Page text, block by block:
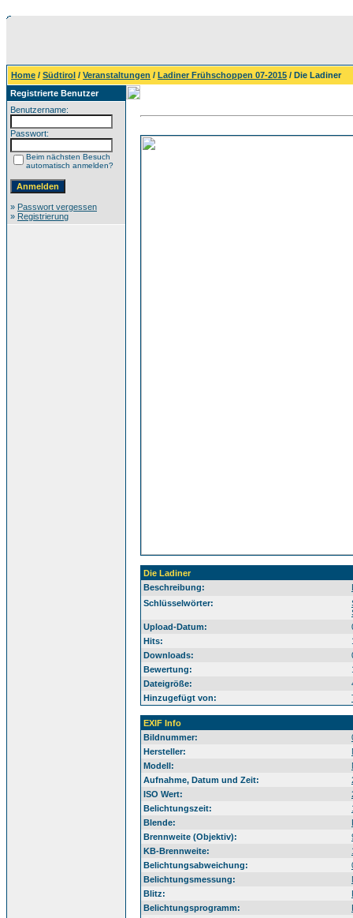
Home / Südtirol / Veranstaltungen / Ladiner Frühschoppen 07-2015 / Die Ladiner
Registrierte Benutzer
Benutzername:
Passwort:
Beim nächsten Besuch
automatisch anmelden?
» Passwort vergessen
» Registrierung
Die Ladiner
Beschreibung:
Schlüsselwörter:
Upload-Datum:
Hits:
Downloads:
Bewertung:
Dateigröße:
Hinzugefügt von:
EXIF Info
Bildnummer:
Hersteller:
Modell:
Aufnahme, Datum und Zeit:
ISO Wert:
Belichtungszeit:
Blende:
Brennweite (Objektiv):
KB-Brennweite:
Belichtungsabweichung:
Belichtungsmessung:
Blitz:
Belichtungsprogramm: